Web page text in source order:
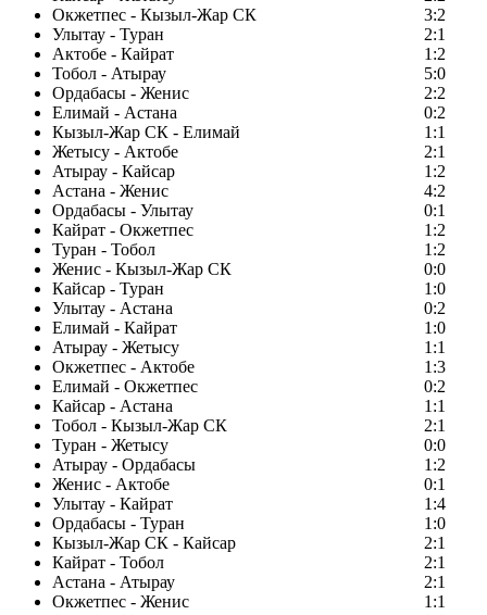
Окжетпес - Кызыл-Жар СК
3:2
Улытау - Туран
2:1
Актобе - Кайрат
1:2
Тобол - Атырау
5:0
Ордабасы - Женис
2:2
Елимай - Астана
0:2
Кызыл-Жар СК - Елимай
1:1
Жетысу - Актобе
2:1
Атырау - Кайсар
1:2
Астана - Женис
4:2
Ордабасы - Улытау
0:1
Кайрат - Окжетпес
1:2
Туран - Тобол
1:2
Женис - Кызыл-Жар СК
0:0
Кайсар - Туран
1:0
Улытау - Астана
0:2
Елимай - Кайрат
1:0
Атырау - Жетысу
1:1
Окжетпес - Актобе
1:3
Елимай - Окжетпес
0:2
Кайсар - Астана
1:1
Тобол - Кызыл-Жар СК
2:1
Туран - Жетысу
0:0
Атырау - Ордабасы
1:2
Женис - Актобе
0:1
Улытау - Кайрат
1:4
Ордабасы - Туран
1:0
Кызыл-Жар СК - Кайсар
2:1
Кайрат - Тобол
2:1
Астана - Атырау
2:1
Окжетпес - Женис
1:1